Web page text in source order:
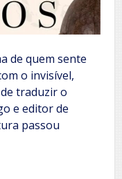
de quem sente
o invisível,
traduzir o
e editor de
passou